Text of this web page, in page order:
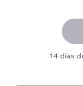
14 días